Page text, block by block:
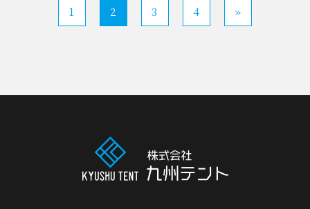
1 2 3 4 »